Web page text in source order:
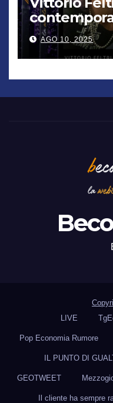
De Chirico.
genio”
AGO 10, 2025
LIVE
Pop Economia Rumore
IL PUNTO DI
GEOTWEET
Il cliente ha sempre